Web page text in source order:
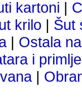
kartoni |
krilo | Šut
| Ostala
i
|